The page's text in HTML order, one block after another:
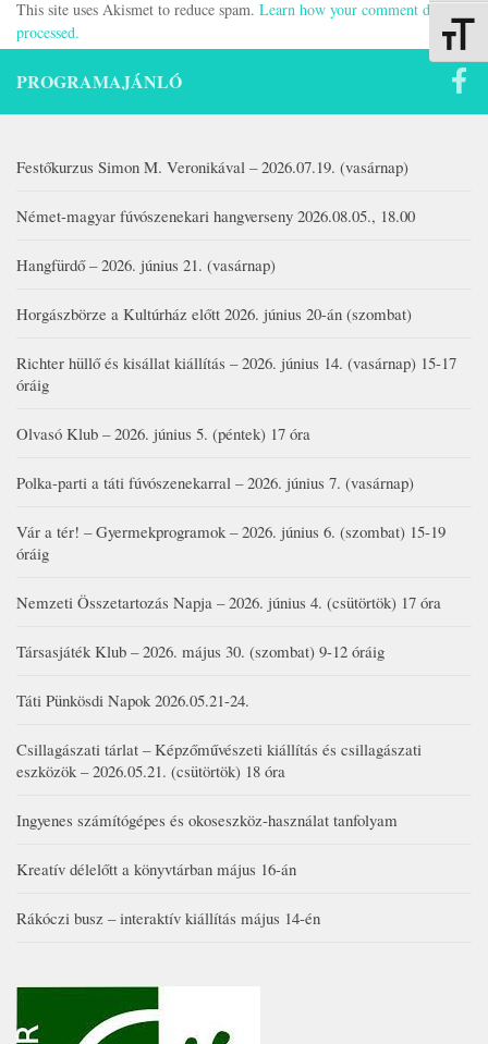
This site uses Akismet to reduce spam. Learn how your comment data is
processed.
PROGRAMAJÁNLÓ
Festőkurzus Simon M. Veronikával – 2026.07.19. (vasárnap)
Német-magyar fúvószenekari hangverseny 2026.08.05., 18.00
Hangfürdő – 2026. június 21. (vasárnap)
Horgászbörze a Kultúrház előtt 2026. június 20-án (szombat)
Richter hüllő és kisállat kiállítás – 2026. június 14. (vasárnap) 15-17
óráig
Olvasó Klub – 2026. június 5. (péntek) 17 óra
Polka-parti a táti fúvószenekarral – 2026. június 7. (vasárnap)
Vár a tér! – Gyermekprogramok – 2026. június 6. (szombat) 15-19
óráig
Nemzeti Összetartozás Napja – 2026. június 4. (csütörtök) 17 óra
Társasjáték Klub – 2026. május 30. (szombat) 9-12 óráig
Táti Pünkösdi Napok 2026.05.21-24.
Csillagászati tárlat – Képzőművészeti kiállítás és csillagászati
eszközök – 2026.05.21. (csütörtök) 18 óra
Ingyenes számítógépes és okoseszköz-használat tanfolyam
Kreatív délelőtt a könyvtárban május 16-án
Rákóczi busz – interaktív kiállítás május 14-én